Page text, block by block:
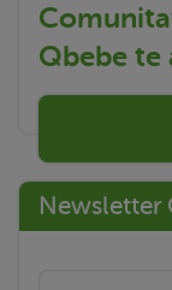
Qbebe te
Newsletter